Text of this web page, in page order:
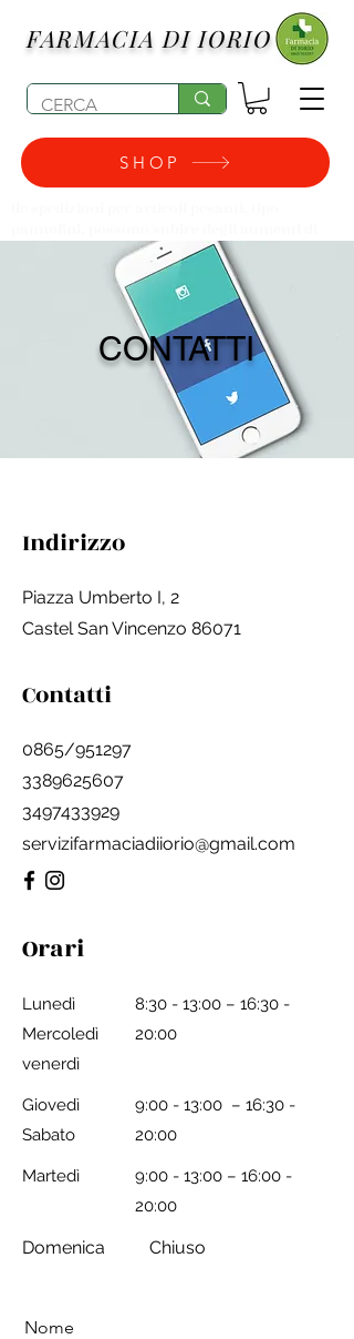
FARMACIA DI IORIO
SHOP
CONTATTI
Indirizzo
Piazza Umberto I, 2
Castel San Vincenzo 86071
Contatti
0865/951297
3389625607
3497433929
servizifarmaciadiiorio@gmail.com
Orari
Lunedì
Mercoledì
venerdì
8:30 - 13:00 – 16:30 -
20:00
Giovedì
Sabato
9:00 - 13:00 – 16:30 -
20:00
Martedì
9:00 - 13:00 – 16:00 -
20:00
Chiuso
Domenica
Nome